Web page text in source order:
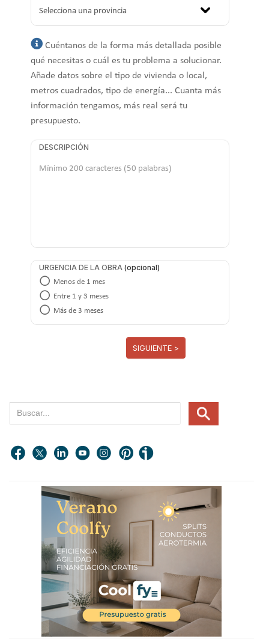
Cuéntanos de la forma más detallada posible
qué necesitas o cuál es tu problema a solucionar.
Añade datos sobre el tipo de vivienda o local,
metros cuadrados, tipo de energía... Cuanta más
información tengamos, más real será tu
presupuesto.
DESCRIPCIÓN
URGENCIA DE LA OBRA
Menos de 1 mes
Entre 1 y 3 meses
Más de 3 meses
SIGUIENTE >